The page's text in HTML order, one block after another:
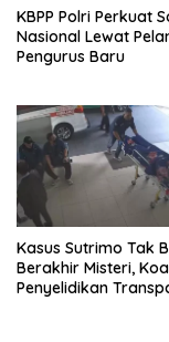
KBPP Polri Perkuat
Nasional Lewat
Pengurus Baru
Kasus Sutrimo Tak
Berakhir Misteri,
Penyelidikan